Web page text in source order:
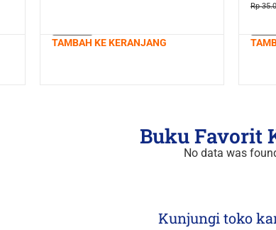
TAMBAH KE KERANJANG
Rp
Buku Favorit
No data was
Kunjungi toko